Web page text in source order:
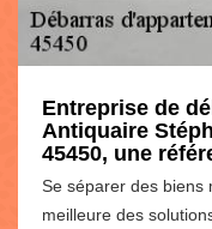
Entreprise de
Antiquaire
45450, une
Se séparer des biens
meilleure des